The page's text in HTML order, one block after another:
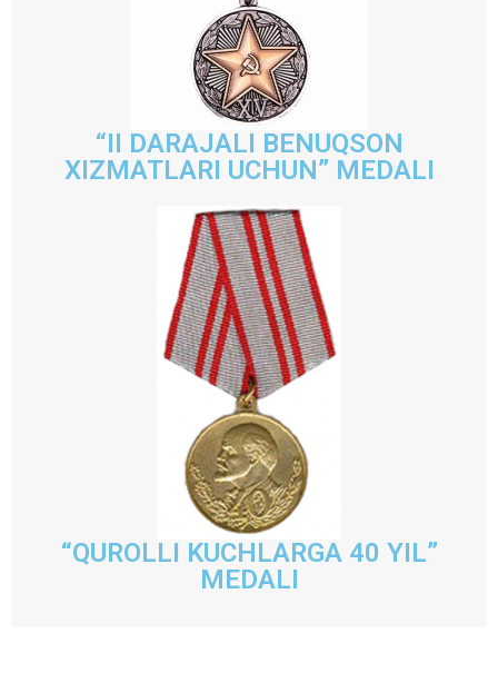
“II DARAJALI BENUQSON
XIZMATLARI UCHUN” MEDALI
“QUROLLI KUCHLARGA 40 YIL”
MEDALI